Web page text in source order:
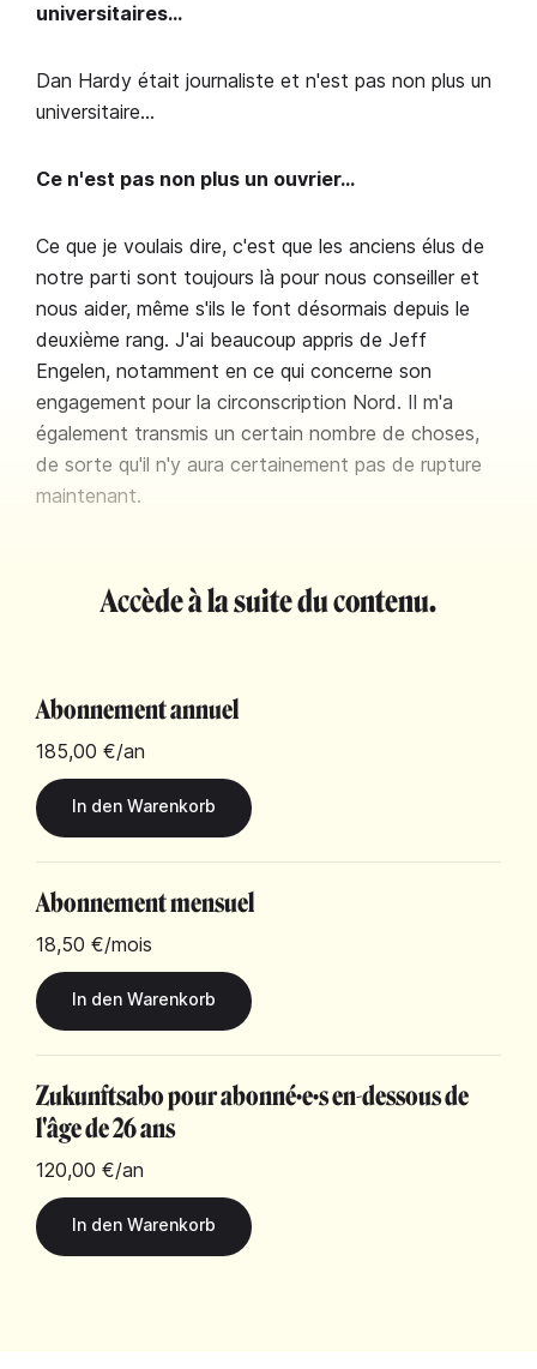
universitaires…
Dan Hardy était journaliste et n'est pas non plus un
universitaire…
Ce n'est pas non plus un ouvrier…
Ce que je voulais dire, c'est que les anciens élus de
notre parti sont toujours là pour nous conseiller et
nous aider, même s'ils le font désormais depuis le
deuxième rang. J'ai beaucoup appris de Jeff
Engelen, notamment en ce qui concerne son
engagement pour la circonscription Nord. Il m'a
également transmis un certain nombre de choses,
de sorte qu'il n'y aura certainement pas de rupture
maintenant.
Accède à la suite du contenu.
Abonnement annuel
185,00 €/an
Abonnement mensuel
18,50 €/mois
Zukunftsabo pour abonné·e·s en-dessous de
l'âge de 26 ans
120,00 €/an